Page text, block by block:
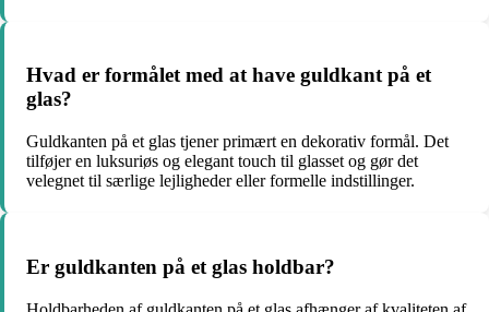
Hvad er formålet med at have guldkant på et
glas?
Guldkanten på et glas tjener primært en dekorativ formål. Det
tilføjer en luksuriøs og elegant touch til glasset og gør det
velegnet til særlige lejligheder eller formelle indstillinger.
Er guldkanten på et glas holdbar?